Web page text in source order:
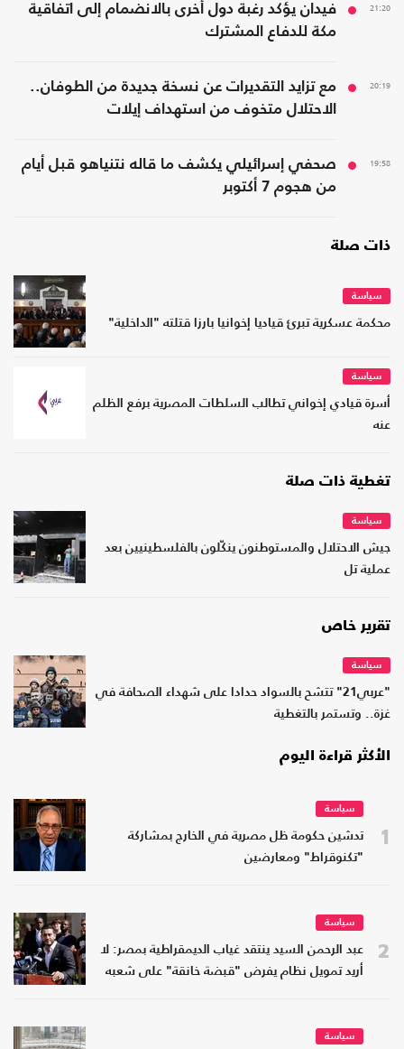
21:20
فيدان يؤكد رغبة دول أخرى بالانضمام إلى اتفاقية
مكة للدفاع المشترك
20:19
مع تزايد التقديرات عن نسخة جديدة من الطوفان..
الاحتلال متخوف من استهداف إيلات
19:58
صحفي إسرائيلي يكشف ما قاله نتنياهو قبل أيام
من هجوم 7 أكتوبر
ذات صلة
سياسة
محكمة عسكرية تبرئ قياديا إخوانيا بارزا قتلته "الداخلية"
سياسة
أسرة قيادي إخواني تطالب السلطات المصرية برفع الظلم
عنه
تغطية ذات صلة
سياسة
جيش الاحتلال والمستوطنون ينكّلون بالفلسطينيين بعد
عملية تل
تقرير خاص
سياسة
"عربي21" تتشح بالسواد حدادا على شهداء الصحافة في
غزة.. وتستمر بالتغطية
الأكثر قراءة اليوم
1
سياسة
تدشين حكومة ظل مصرية في الخارج بمشاركة
"تكنوقراط" ومعارضين
2
سياسة
عبد الرحمن السيد ينتقد غياب الديمقراطية بمصر: لا
أريد تمويل نظام يفرض "قبضة خانقة" على شعبه
سياسة